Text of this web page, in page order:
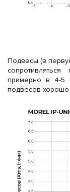
Подвесы (в
примерно в 4-5
подвесов